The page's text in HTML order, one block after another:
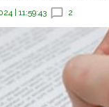
| 11:59:43 2